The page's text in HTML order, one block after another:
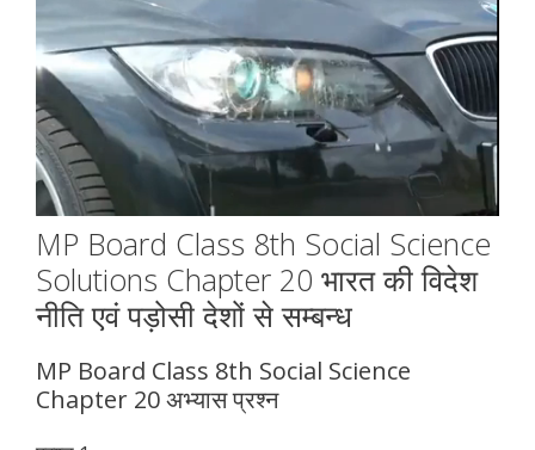
MP Board Class 8th Social Science
Solutions Chapter 20 भारत की विदेश
नीति एवं पड़ोसी देशों से सम्बन्ध
MP Board Class 8th Social Science
Chapter 20 अभ्यास प्रश्न